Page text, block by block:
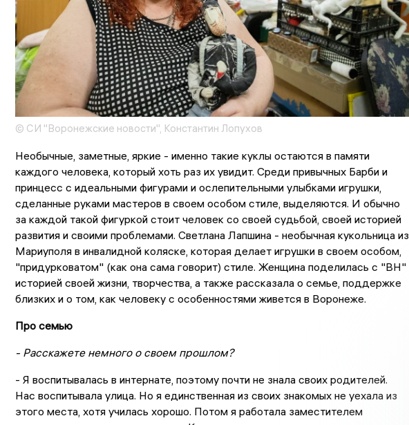
© СИ "Воронежские новости", Константин Лопухов
Необычные, заметные, яркие - именно такие куклы остаются в памяти
каждого человека, который хоть раз их увидит. Среди привычных Барби и
принцесс с идеальными фигурами и ослепительными улыбками игрушки,
сделанные руками мастеров в своем особом стиле, выделяются. И обычно
за каждой такой фигуркой стоит человек со своей судьбой, своей историей
развития и своими проблемами. Светлана Лапшина - необычная кукольница из
Мариуполя в инвалидной коляске, которая делает игрушки в своем особом,
"придурковатом" (как она сама говорит) стиле. Женщина поделилась с "ВН"
историей своей жизни, творчества, а также рассказала о семье, поддержке
близких и о том, как человеку с особенностями живется в Воронеже.
Про семью
- Расскажете немного о своем прошлом?
- Я воспитывалась в интернате, поэтому почти не знала своих родителей.
Нас воспитывала улица. Но я единственная из своих знакомых не уехала из
этого места, хотя училась хорошо. Потом я работала заместителем